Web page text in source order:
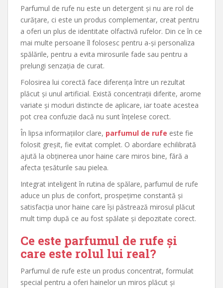
Parfumul de rufe nu este un detergent și nu are rol de
curățare, ci este un produs complementar, creat pentru
a oferi un plus de identitate olfactivă rufelor. Din ce în ce
mai multe persoane îl folosesc pentru a-și personaliza
spălările, pentru a evita mirosurile fade sau pentru a
prelungi senzația de curat.
Folosirea lui corectă face diferența între un rezultat
plăcut și unul artificial. Există concentrații diferite, arome
variate și moduri distincte de aplicare, iar toate acestea
pot crea confuzie dacă nu sunt înțelese corect.
În lipsa informațiilor clare, parfumul de rufe este fie
folosit greșit, fie evitat complet. O abordare echilibrată
ajută la obținerea unor haine care miros bine, fără a
afecta țesăturile sau pielea.
Integrat inteligent în rutina de spălare, parfumul de rufe
aduce un plus de confort, prospețime constantă și
satisfacția unor haine care își păstrează mirosul plăcut
mult timp după ce au fost spălate și depozitate corect.
Ce este parfumul de rufe și
care este rolul lui real?
Parfumul de rufe este un produs concentrat, formulat
special pentru a oferi hainelor un miros plăcut și